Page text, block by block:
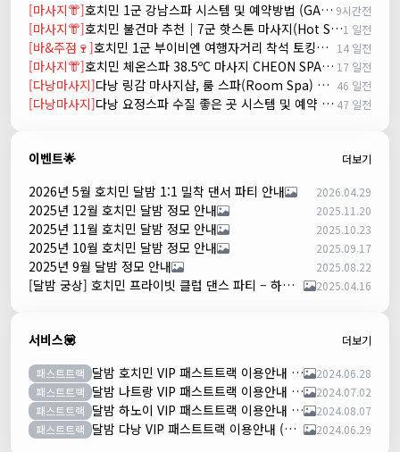
[마사지👘] 호치민 1군 강남스파 시스템 및 예약방법 (GANGNAM SPA) 9시간전
[마사지👘] 호치민 불건마 추천｜7군 핫스톤 마사지(Hot Stone massage)1 일전
[바&주점🍷] 호치민 1군 부이비엔 여행자거리 착석 토킹바 놀이터 (NORITER LOUNGE) 14 일전
[마사지👘] 호치민 체온스파 38.5ºC 마사지 CHEON SPA Massage 17 일전
[다낭마사지] 다낭 링감 마사지샵, 룸 스파(Room Spa) 예약 46 일전
[다낭마사지] 다낭 요정스파 수질 좋은 곳 시스템 및 예약 방법 47 일전
이벤트🌟 더보기
2026년 5월 호치민 달밤 1:1 밀착 댄서 파티 안내 2026.04.29
2025년 12월 호치민 달밤 정모 안내 2025.11.20
2025년 11월 호치민 달밤 정모 안내 2025.10.23
2025년 10월 호치민 달밤 정모 안내 2025.09.17
2025년 9월 달밤 정모 안내 2025.08.22
[달밤 궁상] 호치민 프라이빗 클럽 댄스 파티 – 하루 한 팀만! 2025.04.16
서비스💟 더보기
패스트트랙 달밤 호치민 VIP 패스트트랙 이용안내 (떤션넛공항)
2024.06.28
패스트트랙
달밤 나트랑 VIP 패스트트랙 이용안내 (깜란공항)
2024.07.02
패스트트랙
달밤 하노이 VIP 패스트트랙 이용안내 (노이바이공항)
2024.08.07
패스트트랙
달밤 다낭 VIP 패스트트랙 이용안내 (다낭국제공항) 2024.06.29